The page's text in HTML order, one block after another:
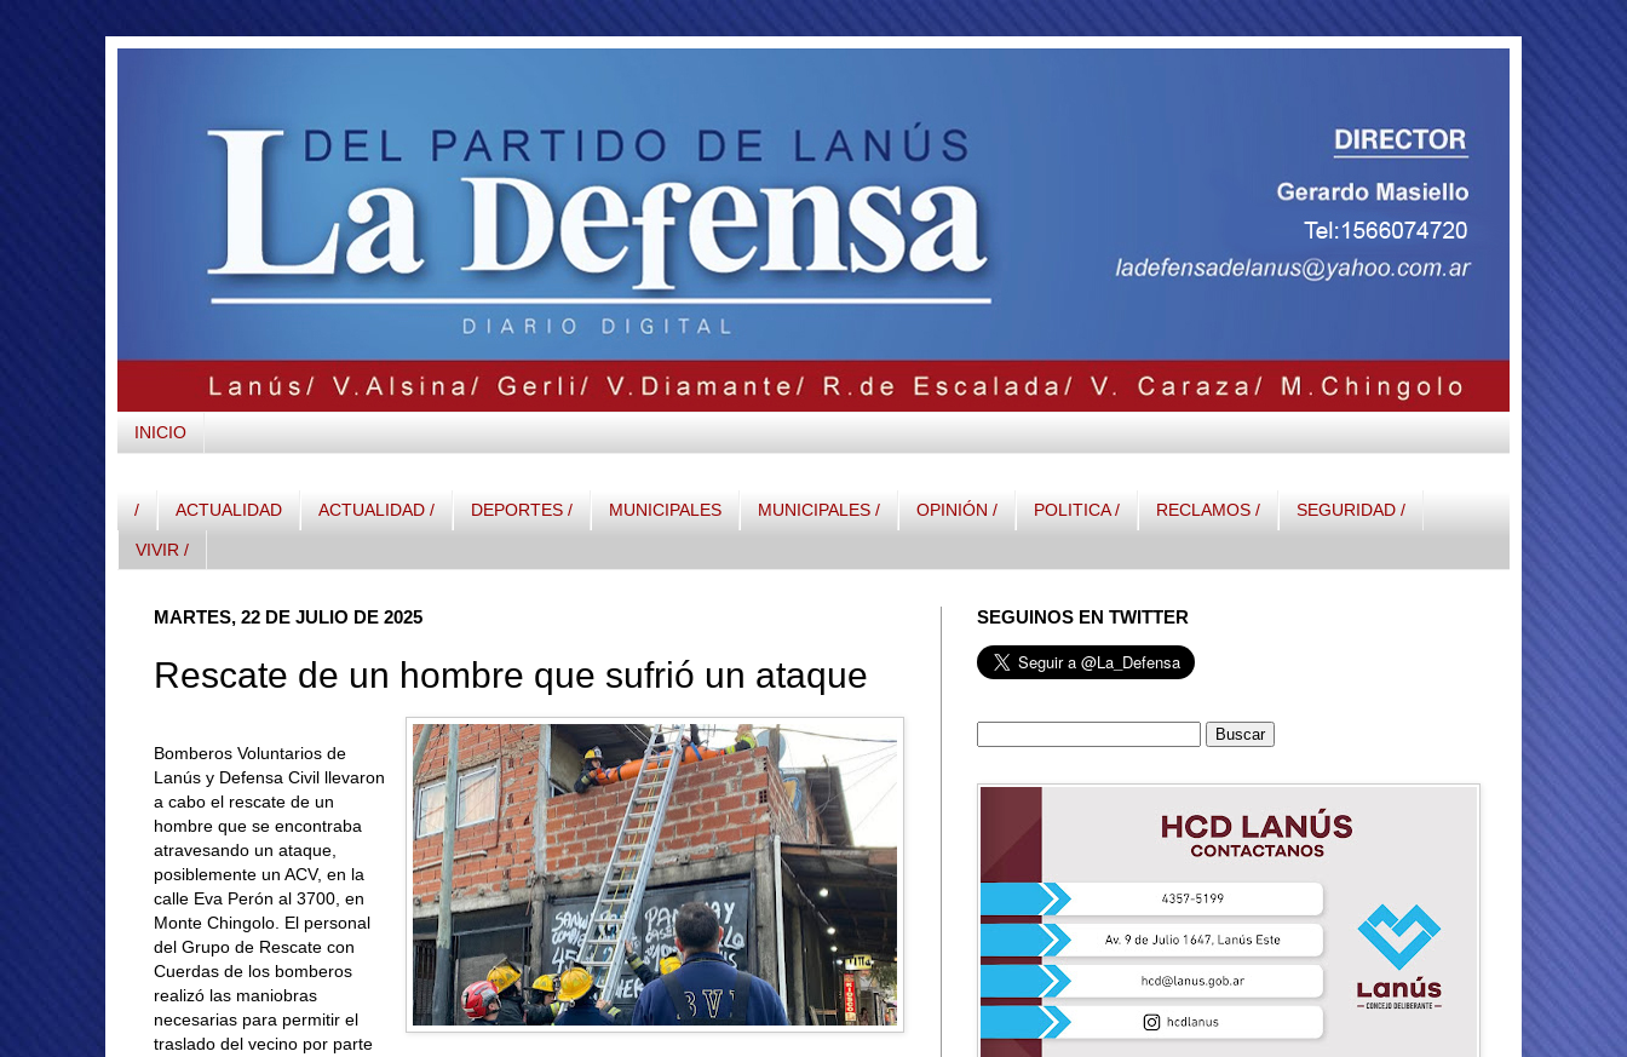
INICIO
/ ACTUALIDAD ACTUALIDAD / DEPORTES / MUNICIPALES MUNICIPALES / OPINIÓN / POLITICA / RECLAMOS / SEGURIDAD /
VIVIR /
MARTES, 22 DE JULIO DE 2025
Rescate de un hombre que sufrió un ataque
Bomberos Voluntarios de
Lanús y Defensa Civil llevaron
a cabo el rescate de un
hombre que se encontraba
atravesando un ataque,
posiblemente un ACV, en la
calle Eva Perón al 3700, en
Monte Chingolo. El personal
del Grupo de Rescate con
Cuerdas de los bomberos
realizó las maniobras
necesarias para permitir el
traslado del vecino por parte
SEGUINOS EN TWITTER